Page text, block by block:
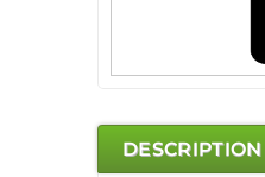
DESCRIPTION